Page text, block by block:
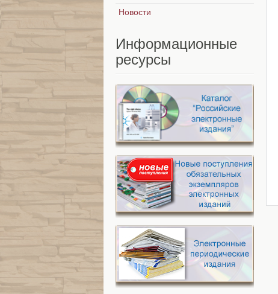
Новости
Информационные
ресурсы